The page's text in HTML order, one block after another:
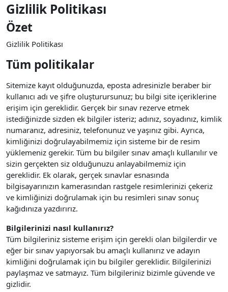
Gizlilik Politikası
Özet
Gizlilik Politikası
Tüm politikalar
Sitemize kayıt olduğunuzda, eposta adresinizle beraber bir
kullanıcı adı ve şifre oluşturursunuz; bu bilgi site içeriklerine
erişim için gereklidir. Gerçek bir sınav rezerve etmek
istediğinizde sizden ek bilgiler isteriz; adınız, soyadınız, kimlik
numaranız, adresiniz, telefonunuz ve yaşınız gibi. Ayrıca,
kimliğinizi doğrulayabilmemiz için sisteme bir de resim
yüklemeniz gerekir. Tüm bu bilgiler sınav amaçlı kullanılır ve
sizin gerçekten siz olduğunuzu anlayabilmemiz için
gereklidir. Ek olarak, gerçek sınavlar esnasında
bilgisayarınızın kamerasından rastgele resimlerinizi çekeriz
ve kimliğinizi doğrulamak için bu resimleri sınav sonuç
kağıdınıza yazdırırız.
Bilgilerinizi nasıl kullanırız?
Tüm bilgileriniz sisteme erişim için gerekli olan bilgilerdir ve
eğer bir sınav yapıyorsak bu amaçlı kullanırız ve adayın
kimliğini doğrulamak için bu bilgiler gereklidir. Bilgilerinizi
paylaşmaz ve satmayız. Tüm bilgileriniz bizimle güvende ve
gizlidir.